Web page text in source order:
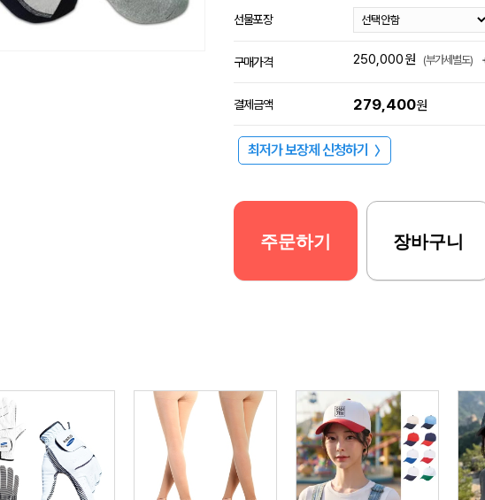
선물포장
구매가격 250,000원 (부가세별도)
결제금액 279,400원
최저가 보장제 신청하기 〉
주문하기 장바구니